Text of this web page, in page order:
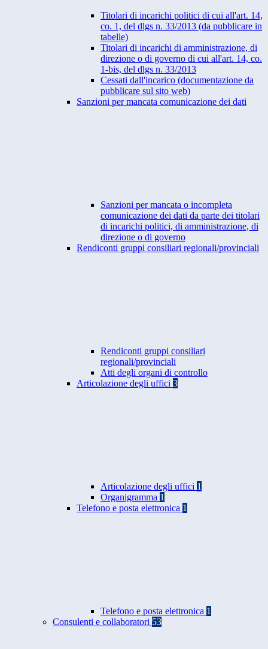
Titolari di incarichi politici di cui all'art. 14,
co. 1, del dlgs n. 33/2013 (da pubblicare in
tabelle)
Titolari di incarichi di amministrazione, di
direzione o di governo di cui all'art. 14, co.
1-bis, del dlgs n. 33/2013
Cessati dall'incarico (documentazione da
pubblicare sul sito web)
Sanzioni per mancata comunicazione dei dati
Sanzioni per mancata o incompleta
comunicazione dei dati da parte dei titolari
di incarichi politici, di amministrazione, di
direzione o di governo
Rendiconti gruppi consiliari regionali/provinciali
Rendiconti gruppi consiliari
regionali/provinciali
Atti degli organi di controllo
Articolazione degli uffici 3
Articolazione degli uffici 1
Organigramma 1
Telefono e posta elettronica 1
Telefono e posta elettronica 1
Consulenti e collaboratori 53